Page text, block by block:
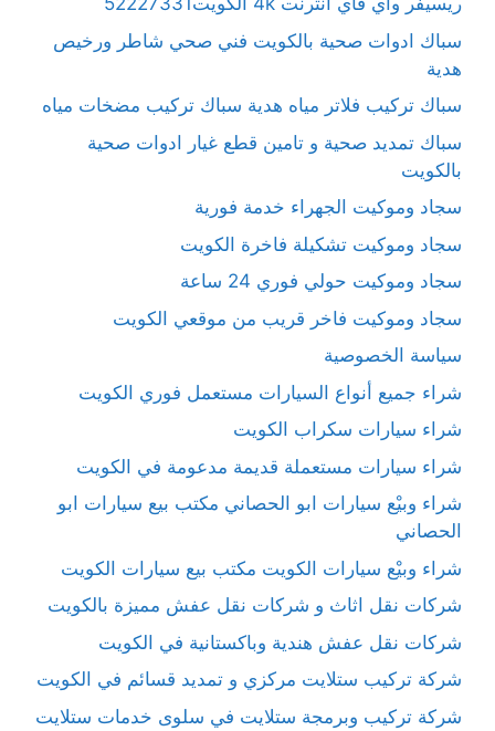
سباك ادوات صحية بالكويت فني صحي شاطر ورخيص
هدية
سباك تركيب فلاتر مياه هدية سباك تركيب مضخات مياه
سباك تمديد صحية و تامين قطع غيار ادوات صحية
بالكويت
سجاد وموكيت الجهراء خدمة فورية
سجاد وموكيت تشكيلة فاخرة الكويت
سجاد وموكيت حولي فوري 24 ساعة
سجاد وموكيت فاخر قريب من موقعي الكويت
سياسة الخصوصية
شراء جميع أنواع السيارات مستعمل فوري الكويت
شراء سيارات سكراب الكويت
شراء سيارات مستعملة قديمة مدعومة في الكويت
شراء وبيْع سيارات ابو الحصاني مكتب بيع سيارات ابو
الحصاني
شراء وبيْع سيارات الكويت مكتب بيع سيارات الكويت
شركات نقل اثاث و شركات نقل عفش مميزة بالكويت
شركات نقل عفش هندية وباكستانية في الكويت
شركة تركيب ستلايت مركزي و تمديد قسائم في الكويت
شركة تركيب وبرمجة ستلايت في سلوى خدمات ستلايت